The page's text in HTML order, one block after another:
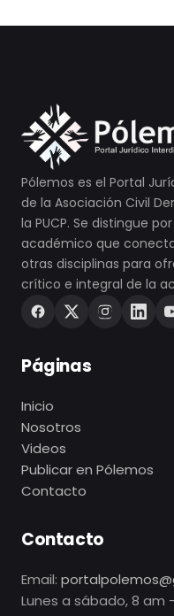
Pólemos es el Portal
de la Asociación Civil
la PUCP. Se distingue
académico que
otras disciplinas para
crítico e integral de la
Páginas
Inicio
Nosotros
Videos
Publicar en Pólemos
Contacto
Contacto
Email:
Lunes a sábado, 8 am